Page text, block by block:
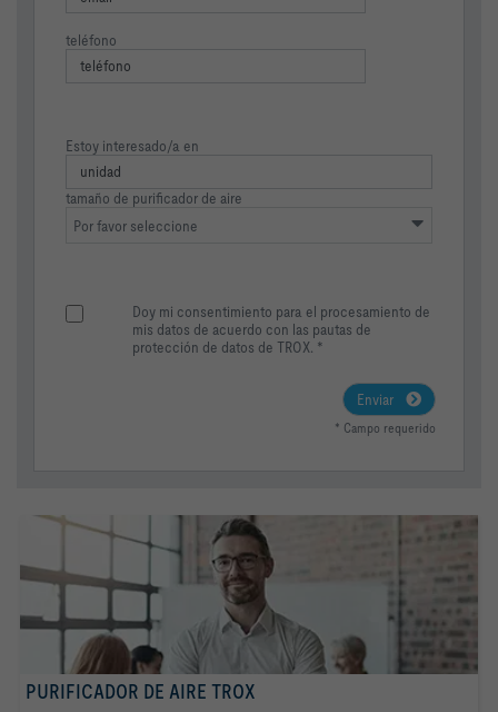
teléfono
Estoy interesado/a en
tamaño de purificador de aire
Por favor seleccione
Doy mi consentimiento para el procesamiento de
mis datos de acuerdo con las pautas de
protección de datos de TROX. *
Enviar
* Campo requerido
PURIFICADOR DE AIRE TROX